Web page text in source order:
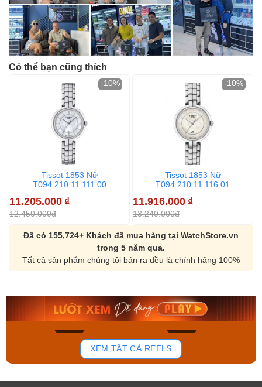
Có thể bạn cũng thích
Tissot 1853 Nữ
T094.210.11.111.00
11.205.000 ₫
12.450.000đ
-10%
Tissot 1853 Nữ
T094.210.11.116.01
11.916.000 ₫
13.240.000đ
-10%
Đã có 155,724+ Khách đã mua hàng tại WatchStore.vn
trong 5 năm qua.
Tất cả sản phẩm chúng tôi bán ra đều là chính hãng 100%
143
Orient Nam RA-
Mua ngay
Casio Nam MTS-
Mua ngay
XEM TẤT CẢ REELS